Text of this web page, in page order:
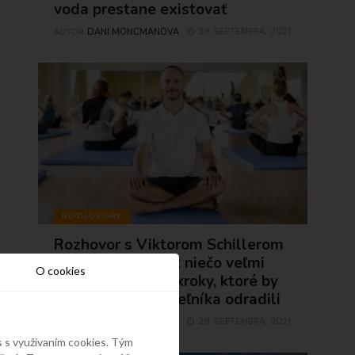
voda prestane existovať
DANI MONCMANOVA
ROZHOVORY
Rozhovor s Viktorom Schillerom
1.časť: Keď človek niečo veľmi
chce, musí urobiť kroky, ktoré by
normálneho smrteľníka odradili
O cookies
využívaním cookies. Tým